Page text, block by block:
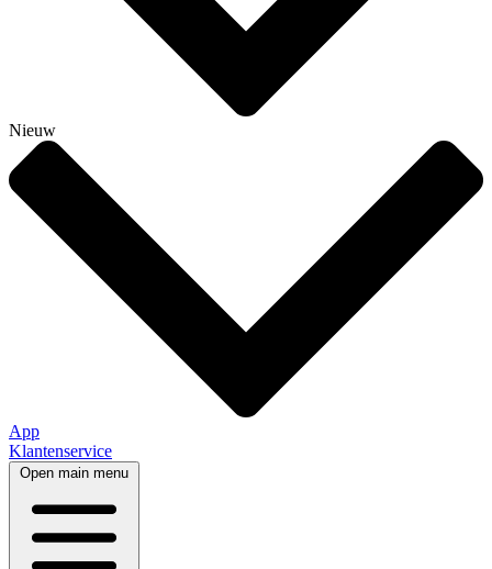
Nieuw
App
Klantenservice
Open main menu